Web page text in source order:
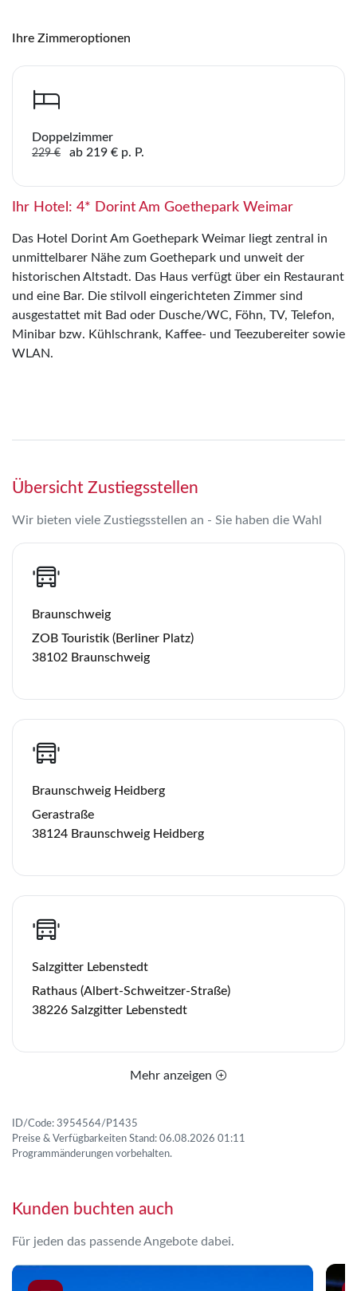
Sie haben noch keine Reisen auf der Merkliste
WhatsApp
Telegram
per E-Mail senden
Link kopieren
Ihre Zimmeroptionen
Doppelzimmer
229 € ab 219 € p. P.
Ihr Hotel: 4* Dorint Am Goethepark Weimar
Das Hotel Dorint Am Goethepark Weimar liegt zentral in
unmittelbarer Nähe zum Goethepark und unweit der
historischen Altstadt. Das Haus verfügt über ein Restaurant
und eine Bar. Die stilvoll eingerichteten Zimmer sind
ausgestattet mit Bad oder Dusche/WC, Föhn, TV, Telefon,
Minibar bzw. Kühlschrank, Kaffee- und Teezubereiter sowie
WLAN.
Übersicht Zustiegsstellen
Wir bieten viele Zustiegsstellen an - Sie haben die Wahl
Braunschweig
ZOB Touristik (Berliner Platz)
38102 Braunschweig
Braunschweig Heidberg
Gerastraße
38124 Braunschweig Heidberg
Salzgitter Lebenstedt
Rathaus (Albert-Schweitzer-Straße)
38226 Salzgitter Lebenstedt
Mehr anzeigen
ID/Code: 3954564/P1435
Preise & Verfügbarkeiten Stand: 06.08.2026 01:11
Programmänderungen vorbehalten.
Kunden buchten auch
Für jeden das passende Angebote dabei.